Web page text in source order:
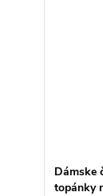
Dámske
topánky